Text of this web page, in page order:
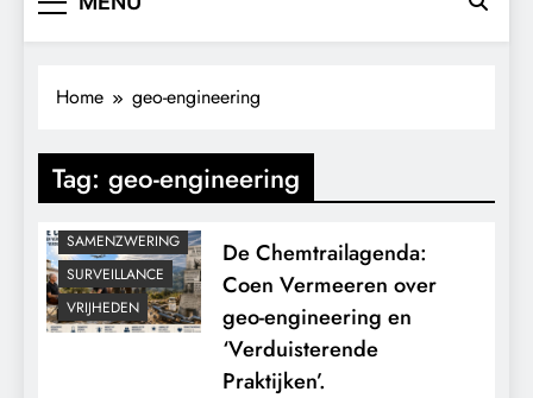
Home geo-engineering
Tag: geo-engineering
GEOPOLITIEK
GRONDRECHTEN
MACHT
POLITIEK
RECHTSPRAAK
SAMENZWERING
SURVEILLANCE
VRIJHEDEN
De Chemtrailagenda:
Coen Vermeeren over
geo-engineering en
‘Verduisterende
Praktijken’.